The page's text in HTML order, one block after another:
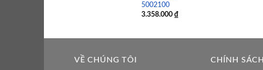
5002100
3.358.000 ₫
VỀ CHÚNG TÔI CHÍNH SÁCH